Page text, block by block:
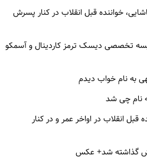
خواننده قبل انقلاب در کنار پسرش
تخصصی دیسک ترمز کاردینال و آسمکو
به نام خواب دیدم
نام چی شد
انقلاب در اواخر عمر و در کنار
گذاشته شد+ عکس